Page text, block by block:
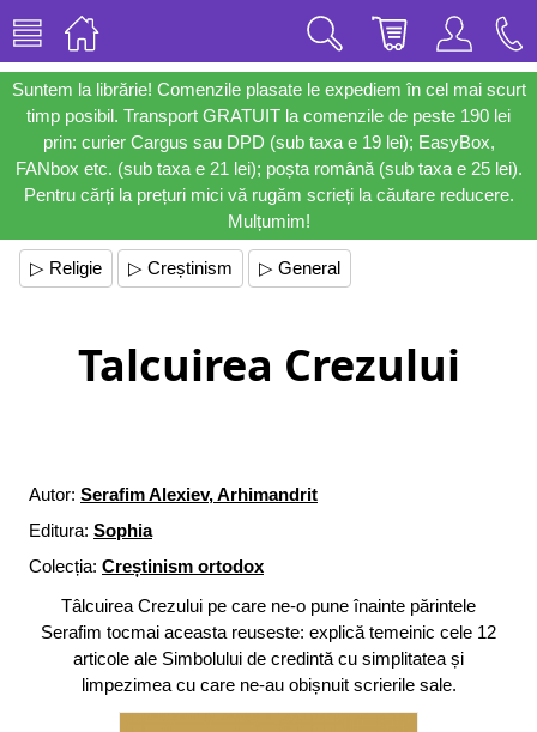
Suntem la librărie! Comenzile plasate le expediem în cel mai scurt
timp posibil. Transport GRATUIT la comenzile de peste 190 lei
prin: curier Cargus sau DPD (sub taxa e 19 lei); EasyBox,
FANbox etc. (sub taxa e 21 lei); poșta română (sub taxa e 25 lei).
Pentru cărți la prețuri mici vă rugăm scrieți la căutare reducere.
Mulțumim!
▷ Religie ▷ Creștinism ▷ General
Talcuirea Crezului
Autor: Serafim Alexiev, Arhimandrit
Editura: Sophia
Colecția: Creștinism ortodox
Tâlcuirea Crezului pe care ne-o pune înainte părintele
Serafim tocmai aceasta reuseste: explică temeinic cele 12
articole ale Simbolului de credintă cu simplitatea și
limpezimea cu care ne-au obișnuit scrierile sale.